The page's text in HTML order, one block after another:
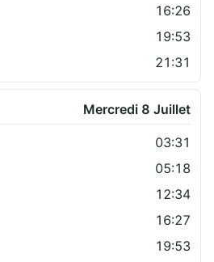
16:26
19:53
21:31
Mercredi 8 Juillet
03:31
05:18
12:34
16:27
19:53